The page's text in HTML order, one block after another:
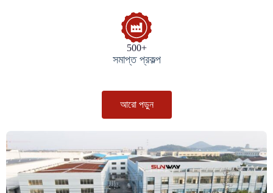
500+
সমাপ্ত প্রকল্প
আরো পড়ুন